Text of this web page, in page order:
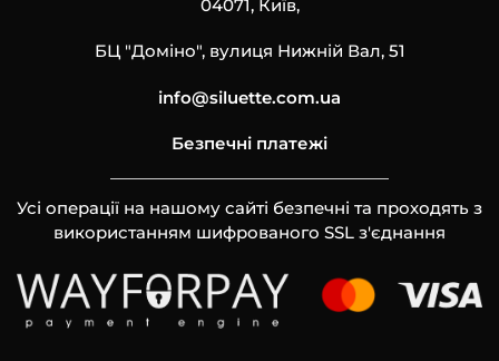
04071, Київ,
БЦ "Доміно", вулиця Нижній Вал, 51
info@siluette.com.ua
Безпечні платежі
Усі операції на нашому сайті безпечні та проходять з
використанням шифрованого SSL з'єднання